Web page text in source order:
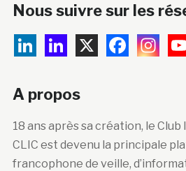
Nous suivre sur les
A propos
18 ans après sa création, le
CLIC est devenu la principale
francophone de veille,